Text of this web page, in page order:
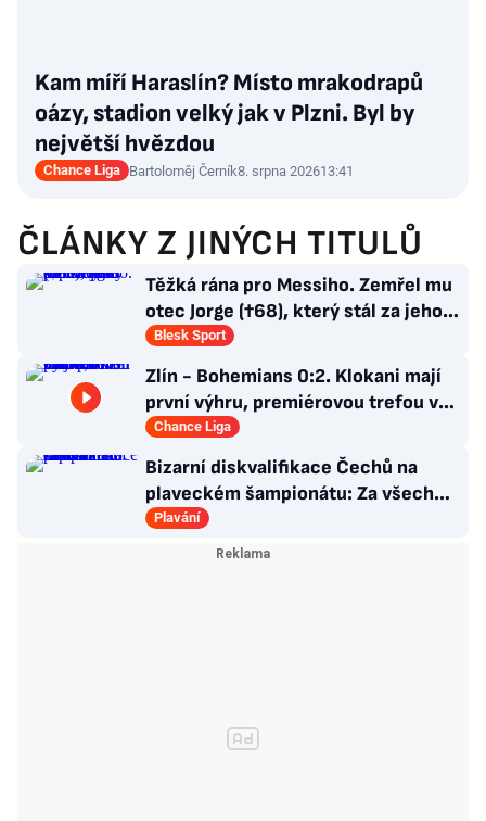
Kam míří Haraslín? Místo mrakodrapů
oázy, stadion velký jak v Plzni. Byl by
největší hvězdou
Chance Liga Bartoloměj Černík8. srpna 202613:41
ČLÁNKY Z JINÝCH TITULŮ
Těžká rána pro Messiho. Zemřel mu
otec Jorge (†68), který stál za jeho
úspěchy
Blesk Sport
Zlín - Bohemians 0:2. Klokani mají
první výhru, premiérovou trefou v
lize rozhodl Mirvald
Chance Liga
Bizarní diskvalifikace Čechů na
plaveckém šampionátu: Za všechno
mohla čepička!
Plavání